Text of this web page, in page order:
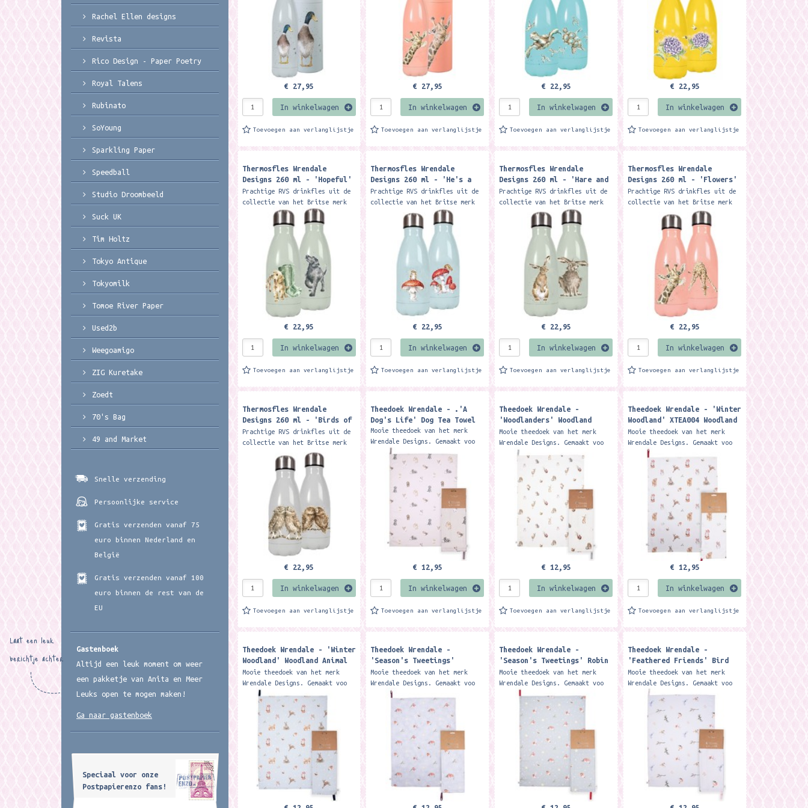
€ 27,95
In winkelwagen
Toevoegen aan verlanglijstje
€ 27,95
In winkelwagen
Toevoegen aan verlanglijstje
€ 22,95
In winkelwagen
Toevoegen aan verlanglijstje
€ 22,95
In winkelwagen
Toevoegen aan verlanglijstje
Thermosfles Wrendale
Designs 260 ml - 'Hopeful'
Labrador Small Water Bottle
Prachtige RVS drinkfles uit de
collectie van het Britse merk
Wrendale designs: De
dubbelwandige fles
houdt drankjes 12 uur warm of
koud....
€ 22,95
In winkelwagen
Toevoegen aan verlanglijstje
Thermosfles Wrendale
Designs 260 ml - 'He's a
Fun-Gi' mouse Small Water
Bottle
Prachtige RVS drinkfles uit de
collectie van het Britse merk
Wrendale designs: De
dubbelwandige fles
houdt drankjes 12 uur warm of
€ 22,95
In winkelwagen
Toevoegen aan verlanglijstje
Thermosfles Wrendale
Designs 260 ml - 'Hare and
the Bee' hare Small Water
Bottle
Prachtige RVS drinkfles uit de
collectie van het Britse merk
Wrendale designs: De
dubbelwandige fles
houdt drankjes 12 uur warm of
koud....
€ 22,95
In winkelwagen
Toevoegen aan verlanglijstje
Thermosfles Wrendale
Designs 260 ml - 'Flowers'
giraffe Small Water Bottle
Prachtige RVS drinkfles uit de
collectie van het Britse merk
Wrendale designs: De
dubbelwandige fles houdt
drankjes 12 uur warm of
€ 22,95
In winkelwagen
Toevoegen aan verlanglijstje
Thermosfles Wrendale
Designs 260 ml - 'Birds of
a Feather' owl Small Water
Bottle
Prachtige RVS drinkfles uit de
collectie van het Britse merk
Wrendale designs: De
dubbelwandige fles houdt
drankjes 12 uur warm of
€ 22,95
In winkelwagen
Toevoegen aan verlanglijstje
Theedoek Wrendale - .'A
Dog's Life' Dog Tea Towel
Mooie theedoek van het merk
Wrendale Designs. Gemaakt voo
100% katoen. Our 'A Dog's Life'
tea towel is a wonderful
addition to any...
€ 12,95
In winkelwagen
Toevoegen aan verlanglijstje
Theedoek Wrendale -
'Woodlanders' Woodland
Animal Tea Towel
Mooie theedoek van het merk
Wrendale Designs. Gemaakt voo
100% katoen Our 'Woodlanders'
tea towel is a wonderful
addition to any kitchen....
€ 12,95
In winkelwagen
Toevoegen aan verlanglijstje
Theedoek Wrendale - 'Winter
Woodland' XTEA004 Woodland
Animal Tea Towel
Mooie theedoek van het merk
Wrendale Designs. Gemaakt voo
100% katoen. Our fabulously
festive 'Winter Woodland' tea
towel is the perfect...
€ 12,95
In winkelwagen
Toevoegen aan verlanglijstje
Theedoek Wrendale - 'Winter
Woodland' Woodland Animal
Tea Towel
Mooie theedoek van het merk
Wrendale Designs. Gemaakt voo
100% katoen. Our fabulously
festive 'Winter Woodland' tea
towel is the perfect...
Theedoek Wrendale -
'Season's Tweetings'
XTEA003 Robin Tea Towel
Mooie theedoek van het merk
Wrendale Designs. Gemaakt voo
100% katoen. Our fabulously
festive 'Season's Tweetings'
tea towel is the...
Theedoek Wrendale -
'Season's Tweetings' Robin
Tea Towel
Mooie theedoek van het merk
Wrendale Designs. Gemaakt voo
100% katoen. Our fabulously
festive 'Season's Tweetings'
tea towel is the...
Theedoek Wrendale -
'Feathered Friends' Bird
Tea Towel
Mooie theedoek van het merk
Wrendale Designs. Gemaakt voo
100% katoen. Our 'Garden
Friends' tea towel is a
wonderful addition to any...
Rachel Ellen designs
Revista
Rico Design - Paper Poetry
Royal Talens
Rubinato
SoYoung
Sparkling Paper
Speedball
Studio Droombeeld
Suck UK
Tim Holtz
Tokyo Antique
Tokyomilk
Tomoe River Paper
Used2b
Weegoamigo
ZIG Kuretake
Zoedt
70's Bag
49 and Market
Snelle verzending
Persoonlijke service
Gratis verzenden vanaf 75
euro binnen Nederland en
België
Gratis verzenden vanaf 100
euro binnen de rest van de
EU
Gastenboek
Altijd een leuk moment om weer
een pakketje van Anita en Meer
Leuks open te mogen maken!
Laat een leuk
berichtje achter
Ga naar gastenboek
Speciaal voor onze
Postpapierenzo fans!